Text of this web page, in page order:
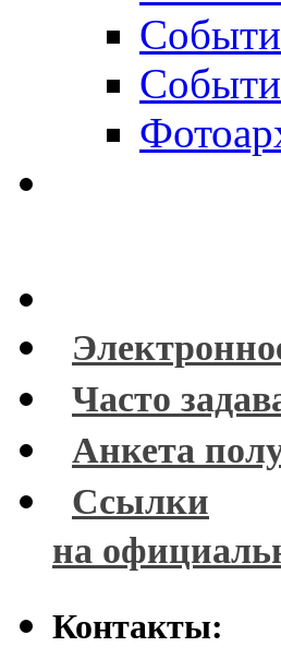
Часто
Анкета
Ссылки
на
Контакты: